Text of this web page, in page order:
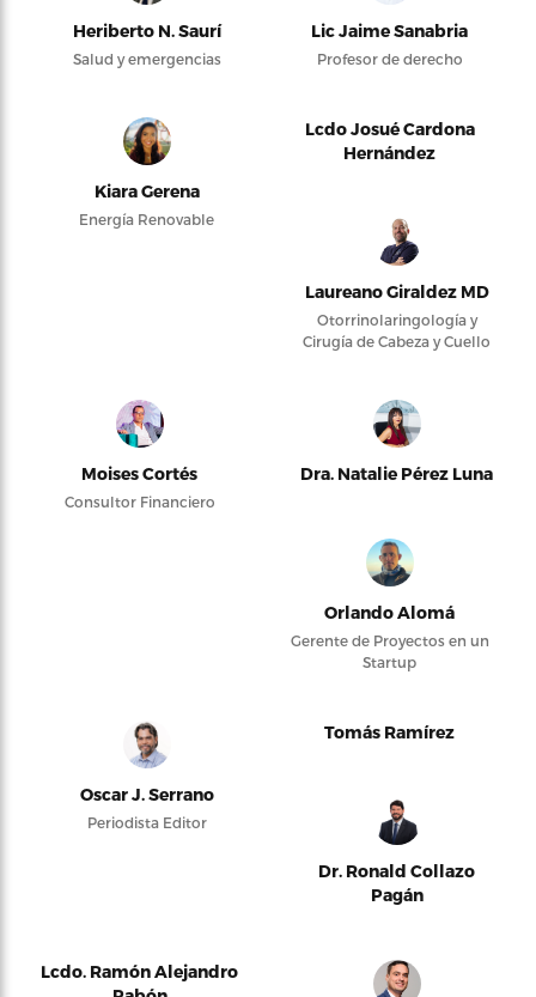
Heriberto N. Saurí
Salud y emergencias
Lic Jaime Sanabria
Profesor de derecho
Kiara Gerena
Energía Renovable
Lcdo Josué Cardona
Hernández
Laureano Giraldez MD
Otorrinolaringología y
Cirugía de Cabeza y Cuello
Moises Cortés
Consultor Financiero
Dra. Natalie Pérez Luna
Orlando Alomá
Gerente de Proyectos en un
Startup
Oscar J. Serrano
Periodista Editor
Tomás Ramírez
Dr. Ronald Collazo
Pagán
Lcdo. Ramón Alejandro